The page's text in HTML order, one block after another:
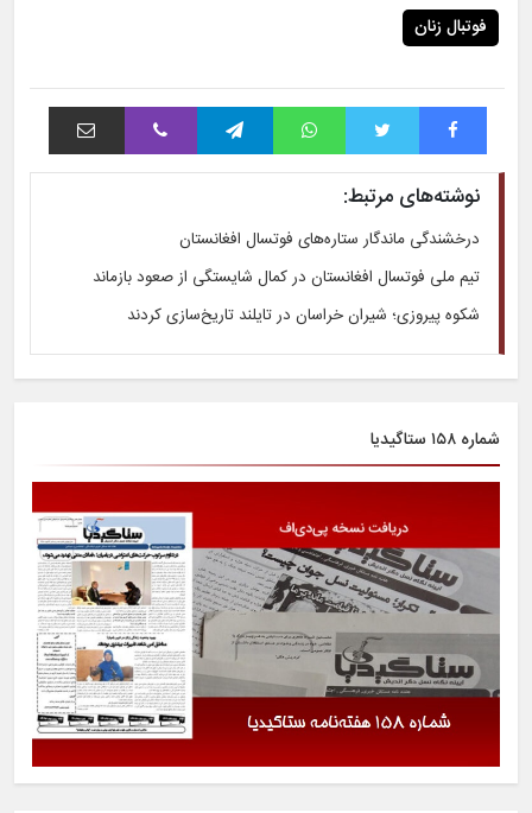
فوتبال زنان
فیس بوک توییتر واتس آپ تلگرام وایبر اشتراک با ایمیل
نوشته‌های مرتبط:
درخشندگی ماندگار ستاره‌های فوتسال افغانستان
تیم ملی فوتسال افغانستان در کمال شایستگی از صعود بازماند
شکوه پیروزی؛ شیران خراسان در تایلند تاریخ‌سازی کردند
شماره ۱۵۸ ستاگیدیا